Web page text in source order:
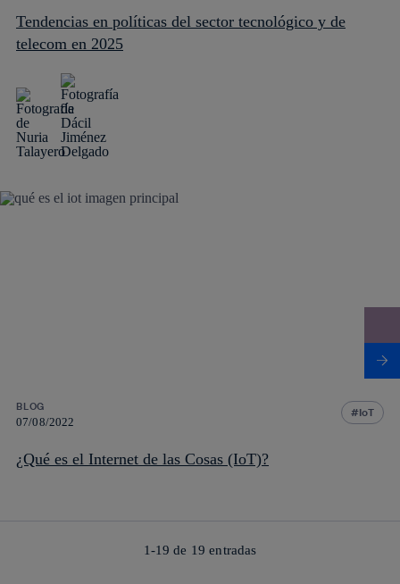
Tendencias en políticas del sector tecnológico y de
telecom en 2025
BLOG
07/08/2022
IoT
¿Qué es el Internet de las Cosas (IoT)?
1-19 de 19 entradas